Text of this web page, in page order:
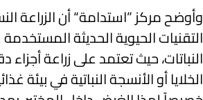
وأوضح مركز ”استدامة“ أن الزراعة
التقنيات الحيوية الحديثة المستخدمة
النباتات، حيث تعتمد على زراعة
الخلايا أو الأنسجة النباتية في